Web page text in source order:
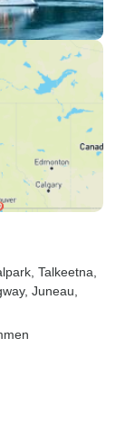
, Talkeetna
, Juneau